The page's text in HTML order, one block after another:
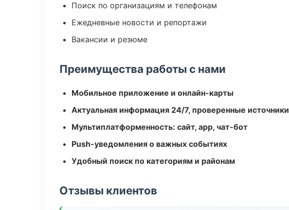
Поиск по организациям и телефонам
Ежедневные новости и репортажи
Вакансии и резюме
Преимущества работы с нами
Мобильное приложение и онлайн-карты
Актуальная информация 24/7, проверенные источники
Мультиплатформенность: сайт, app, чат-бот
Push-уведомления о важных событиях
Удобный поиск по категориям и районам
Отзывы клиентов